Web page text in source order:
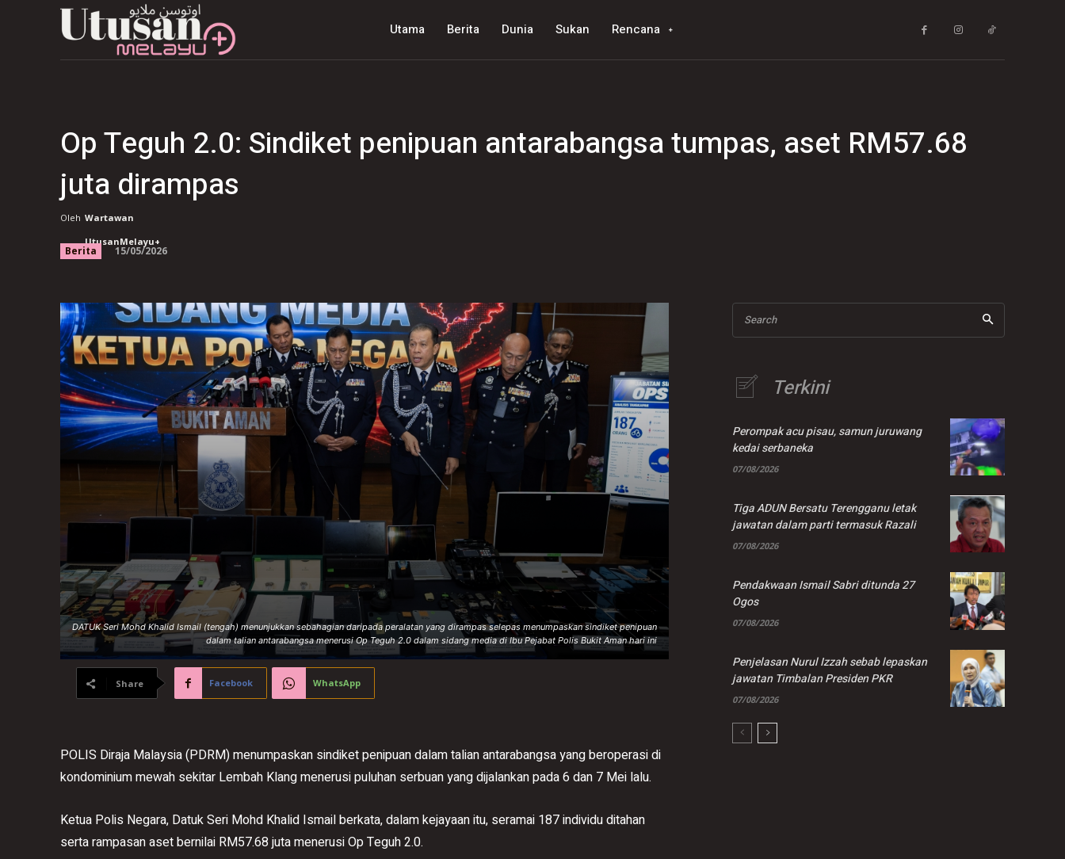
Utama Berita Dunia Sukan Rencana
Op Teguh 2.0: Sindiket penipuan antarabangsa tumpas, aset RM57.68
juta dirampas
Oleh Wartawan
UtusanMelayu+
Berita 15/05/2026
DATUK Seri Mohd Khalid Ismail (tengah) menunjukkan sebahagian daripada peralatan yang dirampas selepas menumpaskan sindiket penipuan
dalam talian antarabangsa menerusi Op Teguh 2.0 dalam sidang media di Ibu Pejabat Polis Bukit Aman hari ini
Share Facebook WhatsApp
POLIS Diraja Malaysia (PDRM) menumpaskan sindiket penipuan dalam talian antarabangsa yang beroperasi di
kondominium mewah sekitar Lembah Klang menerusi puluhan serbuan yang dijalankan pada 6 dan 7 Mei lalu.
Ketua Polis Negara, Datuk Seri Mohd Khalid Ismail berkata, dalam kejayaan itu, seramai 187 individu ditahan
serta rampasan aset bernilai RM57.68 juta menerusi Op Teguh 2.0.
Search
Terkini
Perompak acu pisau, samun juruwang
kedai serbaneka
07/08/2026
Tiga ADUN Bersatu Terengganu letak
jawatan dalam parti termasuk Razali
07/08/2026
Pendakwaan Ismail Sabri ditunda 27
Ogos
07/08/2026
Penjelasan Nurul Izzah sebab lepaskan
jawatan Timbalan Presiden PKR
07/08/2026